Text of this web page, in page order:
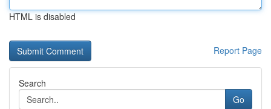
HTML is disabled
Report Page
Search
Go